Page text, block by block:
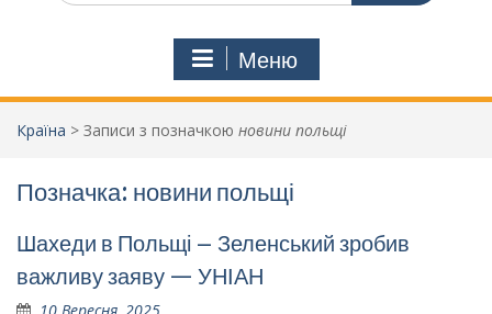
Меню
Країна > Записи з позначкою новини польщі
Позначка: новини польщі
Шахеди в Польщі – Зеленський зробив
важливу заяву — УНІАН